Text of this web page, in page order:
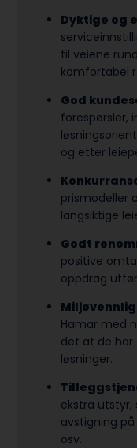
Dyktige og
til veiene
komfortabel
God
forespørsler,
og etter
prismodeller
langsiktige
Godt
positive
oppdrag
Hamar med
det at de
løsninger.
ekstra utstyr,
avstigning
osv.